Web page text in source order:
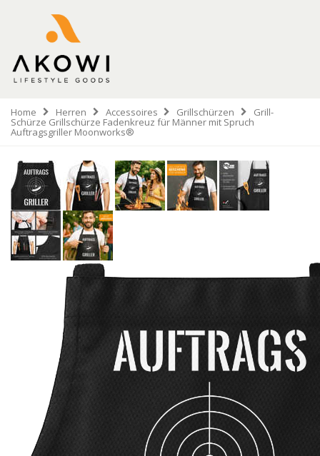
Home Herren Accessoires Grillschürzen Grill-
Schürze Grillschürze Fadenkreuz für Männer mit Spruch
Auftragsgriller Moonworks®